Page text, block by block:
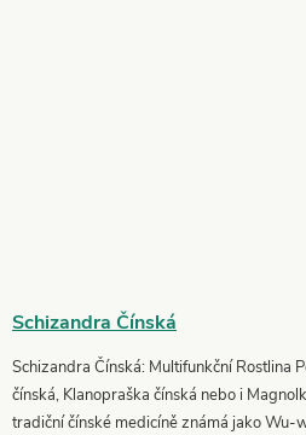
Schizandra Čínská
Schizandra Čínská: Multifunkční Rostlina
čínská, Klanopraška čínská nebo i
tradiční čínské medicíně známá jako